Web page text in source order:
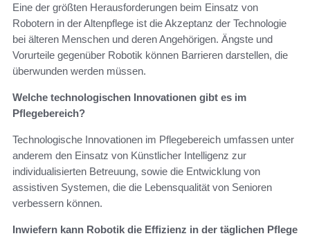
Eine der größten Herausforderungen beim Einsatz von
Robotern in der Altenpflege ist die Akzeptanz der Technologie
bei älteren Menschen und deren Angehörigen. Ängste und
Vorurteile gegenüber Robotik können Barrieren darstellen, die
überwunden werden müssen.
Welche technologischen Innovationen gibt es im
Pflegebereich?
Technologische Innovationen im Pflegebereich umfassen unter
anderem den Einsatz von Künstlicher Intelligenz zur
individualisierten Betreuung, sowie die Entwicklung von
assistiven Systemen, die die Lebensqualität von Senioren
verbessern können.
Inwiefern kann Robotik die Effizienz in der täglichen Pflege